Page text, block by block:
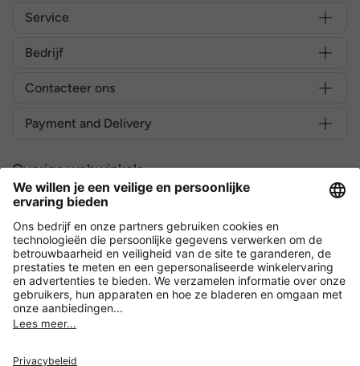
Service
Bedrijf
Contacteer ons
Payment and Delivery
Overige webwinkels
België
Versleuteling met